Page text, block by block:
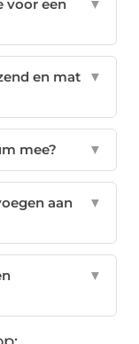
voor een
▼
en mat
▼
mee? ▼
aan
▼
▼